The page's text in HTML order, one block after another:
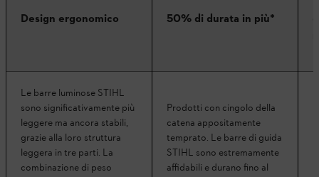
Design ergonomico 50% di durata in più*
Le barre luminose STIHL
sono significativamente più
leggere ma ancora stabili,
grazie alla loro struttura
leggera in tre parti. La
combinazione di peso
Prodotti con cingolo della
catena appositamente
temprato. Le barre di guida
STIHL sono estremamente
affidabili e durano fino al